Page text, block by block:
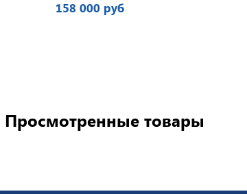
158 000 руб
Просмотренные товары